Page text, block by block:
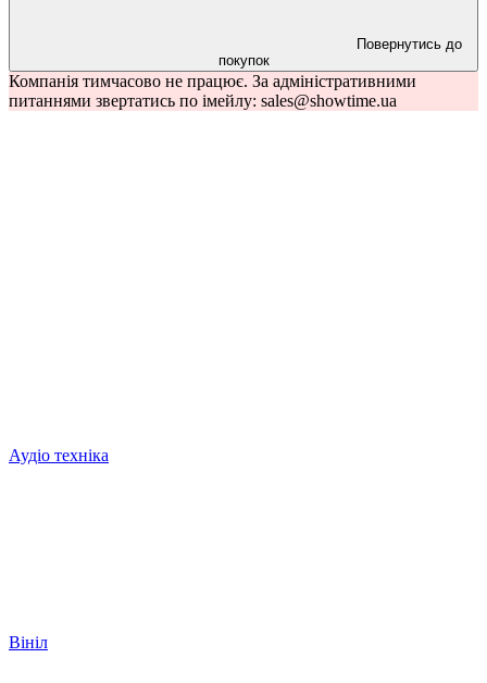
Повернутись до
покупок
Компанія тимчасово не працює. За адміністративними
питаннями звертатись по імейлу: sales@showtime.ua
Аудіо техніка
Вініл